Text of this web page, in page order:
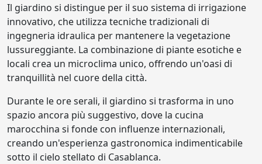
Il giardino si distingue per il suo sistema di irrigazione
innovativo, che utilizza tecniche tradizionali di
ingegneria idraulica per mantenere la vegetazione
lussureggiante. La combinazione di piante esotiche e
locali crea un microclima unico, offrendo un'oasi di
tranquillità nel cuore della città.
Durante le ore serali, il giardino si trasforma in uno
spazio ancora più suggestivo, dove la cucina
marocchina si fonde con influenze internazionali,
creando un'esperienza gastronomica indimenticabile
sotto il cielo stellato di Casablanca.